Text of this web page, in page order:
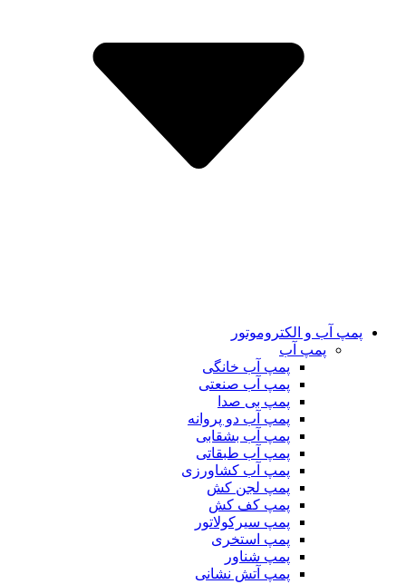
پمپ آب و الکتروموتور
پمپ آب
پمپ آب خانگی
پمپ آب صنعتی
پمپ بی صدا
پمپ آب دو پروانه
پمپ آب بشقابی
پمپ آب طبقاتی
پمپ آب کشاورزی
پمپ لجن کش
پمپ کف کش
پمپ سیرکولاتور
پمپ استخری
پمپ شناور
پمپ آتش نشانی